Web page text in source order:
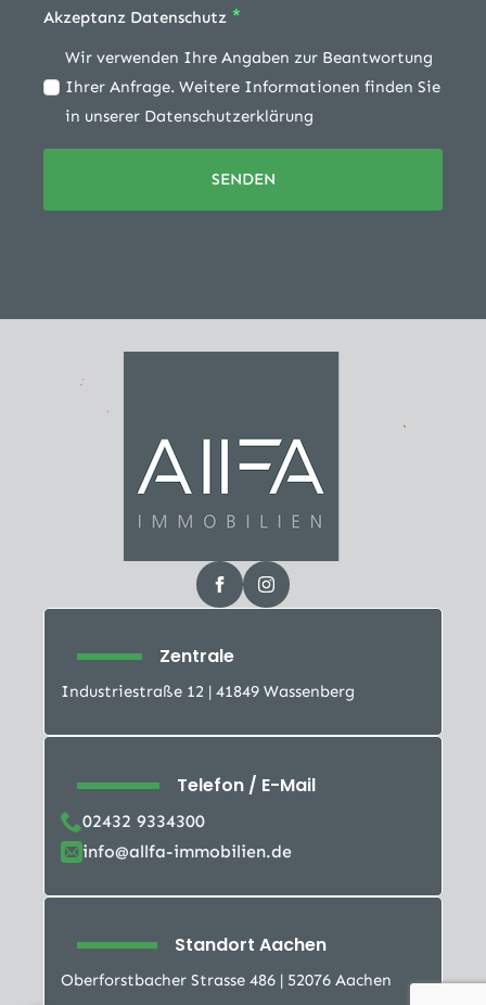
Akzeptanz Datenschutz *
Wir verwenden Ihre Angaben zur Beantwortung
Ihrer Anfrage. Weitere Informationen finden Sie
in unserer Datenschutzerklärung
SENDEN
Zentrale
Industriestraße 12 | 41849 Wassenberg
Telefon / E-Mail
02432 9334300
info@allfa-immobilien.de
Standort Aachen
Oberforstbacher Strasse 486 | 52076 Aachen